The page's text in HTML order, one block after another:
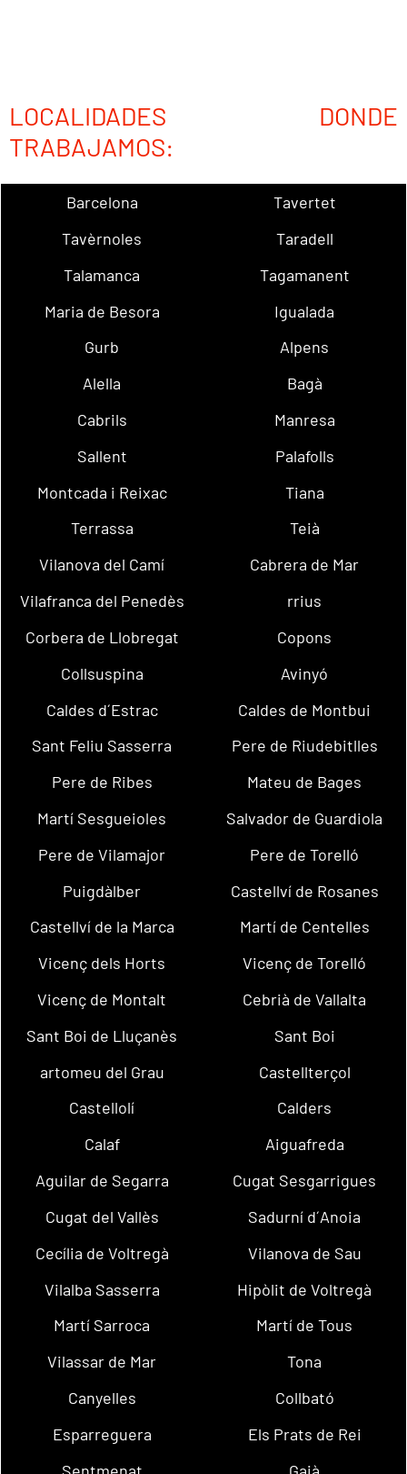
LOCALIDADES DONDE
TRABAJAMOS:
Barcelona
Tavertet
Tavèrnoles
Taradell
Talamanca
Tagamanent
Maria de Besora
Igualada
Gurb
Alpens
Alella
Bagà
Cabrils
Manresa
Sallent
Palafolls
Montcada i Reixac
Tiana
Terrassa
Teià
Vilanova del Camí
Cabrera de Mar
Vilafranca del Penedès
rrius
Corbera de Llobregat
Copons
Collsuspina
Avinyó
Caldes d´Estrac
Caldes de Montbui
Sant Feliu Sasserra
Pere de Riudebitlles
Pere de Ribes
Mateu de Bages
Martí Sesgueioles
Salvador de Guardiola
Pere de Vilamajor
Pere de Torelló
Puigdàlber
Castellví de Rosanes
Castellví de la Marca
Martí de Centelles
Vicenç dels Horts
Vicenç de Torelló
Vicenç de Montalt
Cebrià de Vallalta
Sant Boi de Lluçanès
Sant Boi
artomeu del Grau
Castellterçol
Castellolí
Calders
Calaf
Aiguafreda
Aguilar de Segarra
Cugat Sesgarrigues
Cugat del Vallès
Sadurní d´Anoia
Cecília de Voltregà
Vilanova de Sau
Vilalba Sasserra
Hipòlit de Voltregà
Martí Sarroca
Martí de Tous
Vilassar de Mar
Tona
Canyelles
Collbató
Esparreguera
Els Prats de Rei
Sentmenat
Gaià